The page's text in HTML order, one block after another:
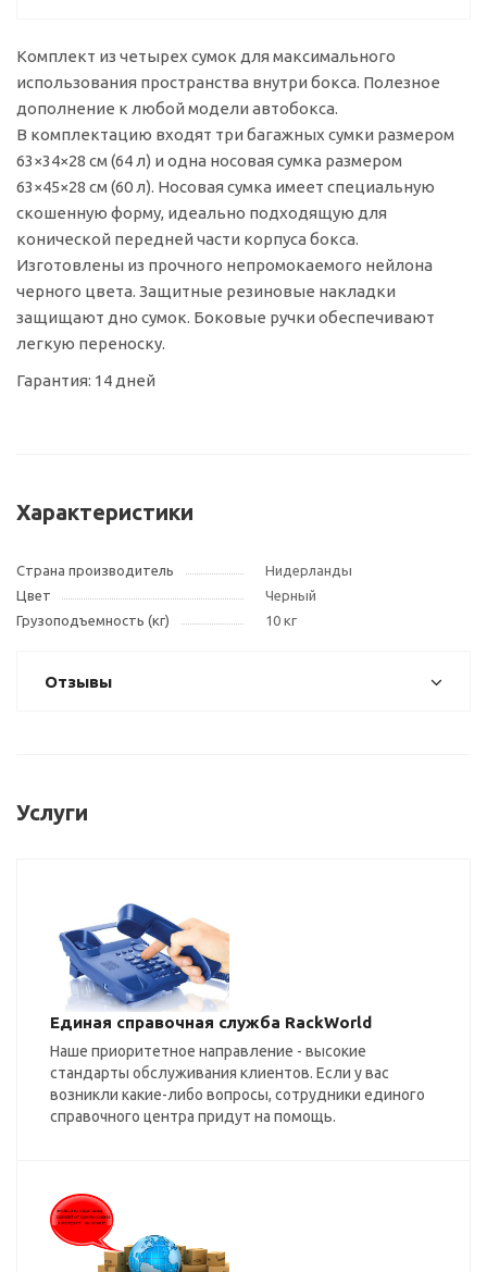
Комплект из четырех сумок для максимального
использования пространства внутри бокса. Полезное
дополнение к любой модели автобокса.
В комплектацию входят три багажных сумки размером
63×34×28 см (64 л) и одна носовая сумка размером
63×45×28 см (60 л). Носовая сумка имеет специальную
скошенную форму, идеально подходящую для
конической передней части корпуса бокса.
Изготовлены из прочного непромокаемого нейлона
черного цвета. Защитные резиновые накладки
защищают дно сумок. Боковые ручки обеспечивают
легкую переноску.
Гарантия: 14 дней
Характеристики
Страна производитель
Нидерланды
Цвет
Черный
Грузоподъемность (кг)
10 кг
Отзывы
Услуги
Единая справочная служба RackWorld
Наше приоритетное направление - высокие
стандарты обслуживания клиентов. Если у вас
возникли какие-либо вопросы, сотрудники единого
справочного центра придут на помощь.